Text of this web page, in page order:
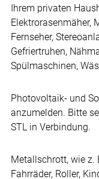
Ihrem privaten
Elektrorasenmäher,
Fernseher,
Gefriertruhen,
Spülmaschinen,
Photovoltaik- und
anzumelden. Bitte
STL in Verbindung.
Metallschrott, wie z.
Fahrräder, Roller,